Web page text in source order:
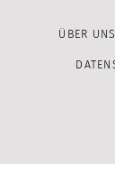
ÜBER UNS